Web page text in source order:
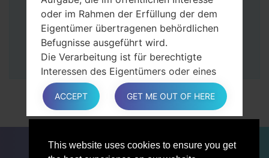
This website uses cookies to ensure you get
„Auto-Rebot“ an.
Zum Schluss klicken Sie „Start“-Taste auf.
Ihr Gerät wird neu gestartet und von PC
getrennt.
oder im Rahmen der Erfüllung der dem
Eigentümer übertragenen behördlichen
Befugnisse ausgeführt wird.
Die Verarbeitung ist für berechtigte
Interessen des Eigentümers oder eines
Dritten erforderlich.
In jedem Fall hilft der Eigentümer gerne
bei der Erläuterung des für die
Rahmens und insbesondere, ob die
ACCEPT GET ME OUT OF HERE